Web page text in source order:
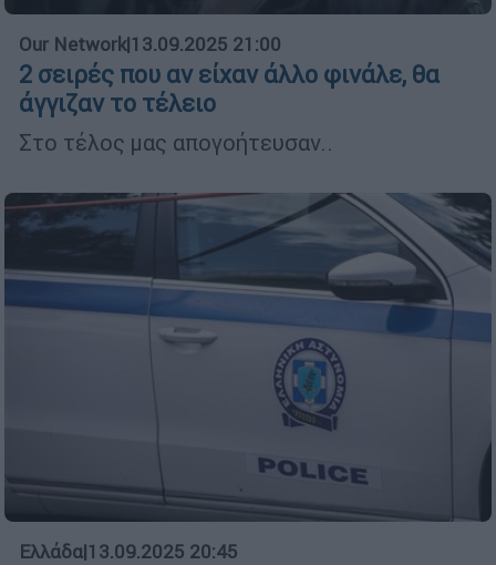
Our Network|13.09.2025 21:00
2 σειρές που αν είχαν άλλο φινάλε, θα
άγγιζαν το τέλειο
Στο τέλος μας απογοήτευσαν..
Ελλάδα|13.09.2025 20:45